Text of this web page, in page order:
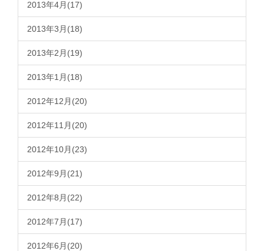
2013年4月(17)
2013年3月(18)
2013年2月(19)
2013年1月(18)
2012年12月(20)
2012年11月(20)
2012年10月(23)
2012年9月(21)
2012年8月(22)
2012年7月(17)
2012年6月(20)